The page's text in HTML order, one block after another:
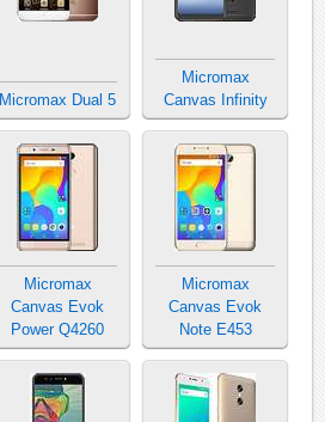
Micromax Dual 5
Micromax
Canvas Infinity
Micromax
Canvas Evok
Power Q4260
Micromax
Canvas Evok
Note E453